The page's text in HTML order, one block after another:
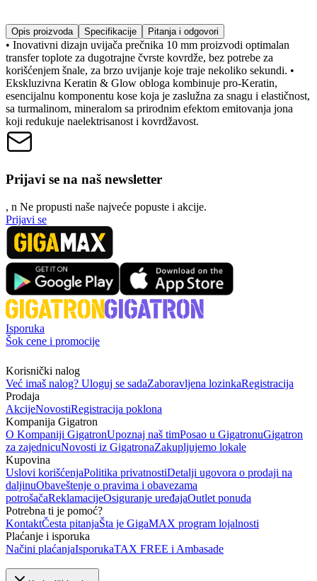
Opis proizvoda Specifikacije Pitanja i odgovori
• Inovativni dizajn uvijača prečnika 10 mm proizvodi optimalan
transfer toplote za dugotrajne čvrste kovrdže, bez potrebe za
korišćenjem šnale, za brzo uvijanje koje traje nekoliko sekundi. •
Ekskluzivna Keratin & Glow obloga kombinuje pro-Keratin,
esencijalnu komponentu kose koja je zaslužna za snagu i elastičnost,
sa turmalinom, mineralom sa prirodnim efektom emitovanja jona
koji redukuje naelektrisanost i kovrdžavost.
Prijavi se na naš newsletter
, n Ne propusti naše najveće popuste i akcije.
Prijavi se
Isporuka
Šok cene i promocije
Korisnički nalog
Već imaš nalog? Uloguj se sadaZaboravljena lozinkaRegistracija
Prodaja
AkcijeNovostiRegistracija poklona
Kompanija Gigatron
O Kompaniji GigatronUpoznaj naš timPosao u GigatronuGigatron
za zajednicuNovosti iz GigatronaZakupljujemo lokale
Kupovina
Uslovi korišćenjaPolitika privatnostiDetalji ugovora o prodaji na
daljinuObaveštenje o pravima i obavezama
potrošačaReklamacijeOsiguranje uređajaOutlet ponuda
Potrebna ti je pomoć?
KontaktČesta pitanjaŠta je GigaMAX program lojalnosti
Plaćanje i isporuka
Načini plaćanjaIsporukaTAX FREE i Ambasade